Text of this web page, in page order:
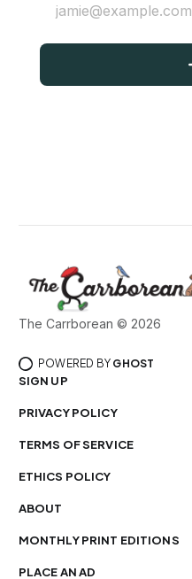
jamie@example.com
The Carrborean © 2026
POWERED BY GHOST
SIGN UP
PRIVACY POLICY
TERMS OF SERVICE
ETHICS POLICY
ABOUT
MONTHLY PRINT EDITIONS
PLACE AN AD